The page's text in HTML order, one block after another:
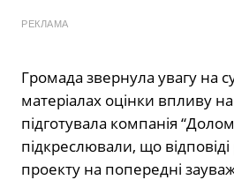
РЕКЛАМА
Громада звернула увагу на
матеріалах оцінки впливу
підготувала компанія
підкреслювали, що
проекту на попередні